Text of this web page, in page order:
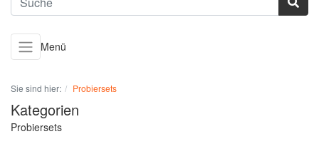
Menü
Sie sind hier: Probiersets
Kategorien
Probiersets